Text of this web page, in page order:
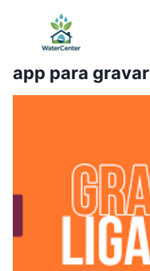
Conteúdo
app para